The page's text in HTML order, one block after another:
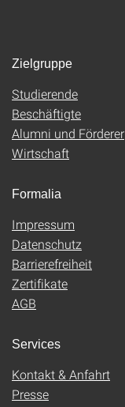
Zielgruppe
Studierende
Beschäftigte
Alumni und Förderer
Wirtschaft
Formalia
Impressum
Datenschutz
Barrierefreiheit
Zertifikate
AGB
Services
Kontakt & Anfahrt
Presse